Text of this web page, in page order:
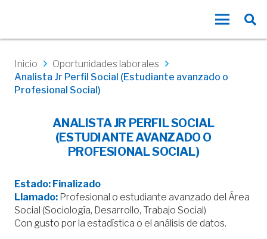
Inicio
Oportunidades laborales
Analista Jr Perfil Social (Estudiante avanzado o
Profesional Social)
ANALISTA JR PERFIL SOCIAL
(ESTUDIANTE AVANZADO O
PROFESIONAL SOCIAL)
Estado: Finalizado
Llamado: Profesional o estudiante avanzado del Área
Social (Sociología, Desarrollo, Trabajo Social)
Con gusto por la estadística o el análisis de datos.